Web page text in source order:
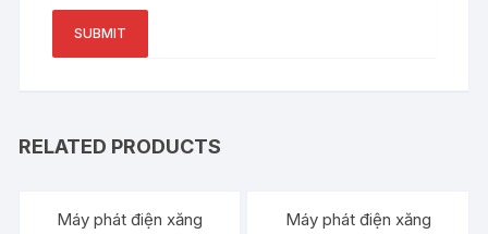
RELATED PRODUCTS
Máy phát điện xăng
Máy phát điện xăng